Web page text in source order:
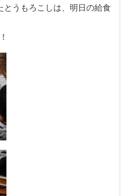
うもろこしは、明日の給食